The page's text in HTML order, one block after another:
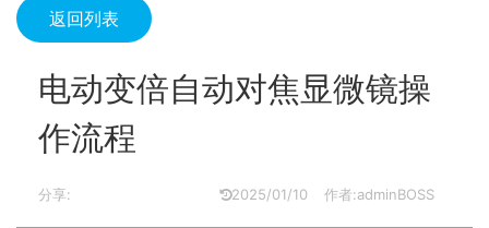
返回列表
电动变倍自动对焦显微镜操
作流程
分享: 2025/01/10 作者:adminBOSS